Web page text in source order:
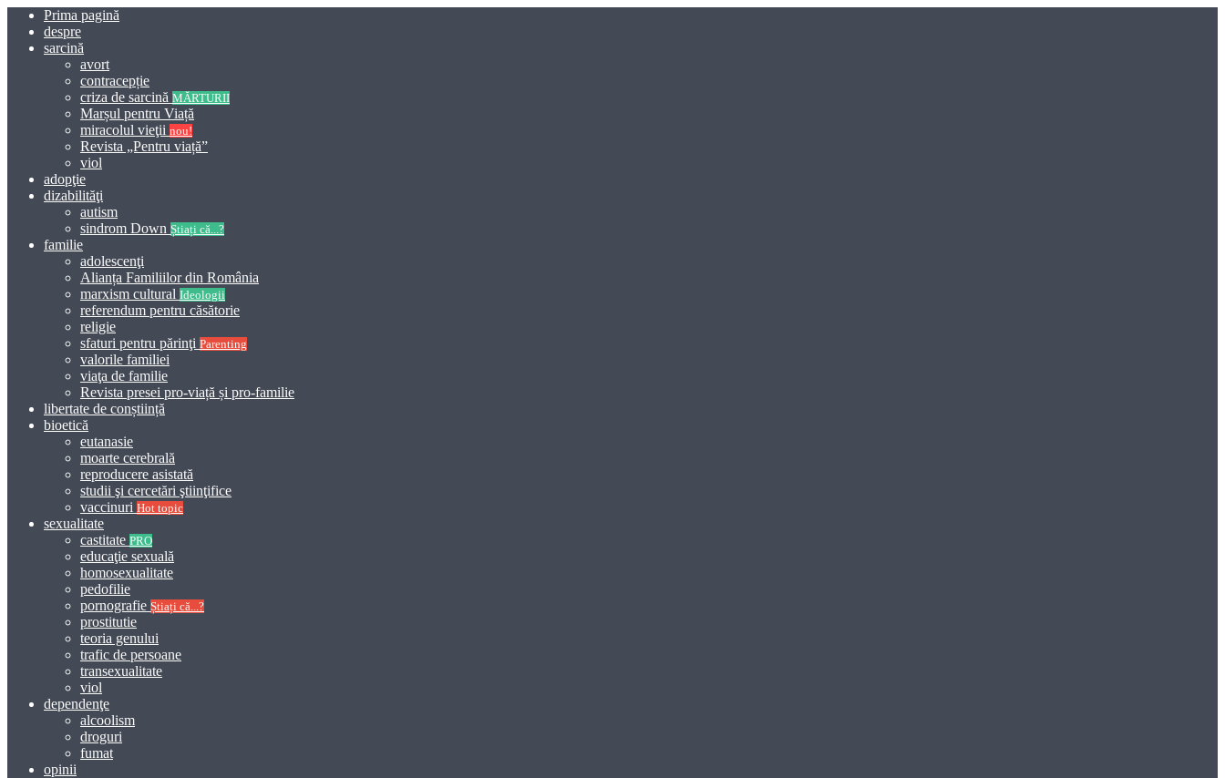
Prima pagină
despre
sarcină
avort
contracepție
criza de sarcină MĂRTURII
Marșul pentru Viață
miracolul vieţii nou!
Revista „Pentru viață”
viol
adopţie
dizabilităţi
autism
sindrom Down Știați că...?
familie
adolescenţi
Alianța Familiilor din România
marxism cultural Ideologii
referendum pentru căsătorie
religie
sfaturi pentru părinţi Parenting
valorile familiei
viaţa de familie
Revista presei pro-viață și pro-familie
libertate de conștiință
bioetică
eutanasie
moarte cerebrală
reproducere asistată
studii şi cercetări ştiinţifice
vaccinuri Hot topic
sexualitate
castitate PRO
educaţie sexuală
homosexualitate
pedofilie
pornografie Știați că...?
prostitutie
teoria genului
trafic de persoane
transexualitate
viol
dependenţe
alcoolism
droguri
fumat
opinii